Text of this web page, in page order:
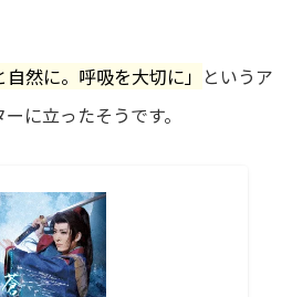
自然に。呼吸を大切に」 というア
に立ったそうです。